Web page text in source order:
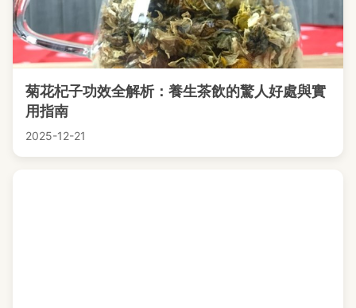
菊花杞子功效全解析：養生茶飲的驚人好處與實
用指南
2025-12-21